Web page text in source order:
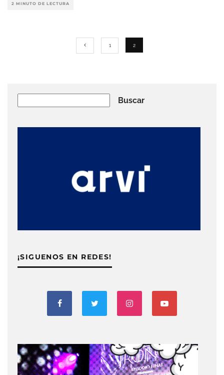
2 MINUTO DE LECTURA
1 2
Buscar
¡SIGUENOS EN REDES!